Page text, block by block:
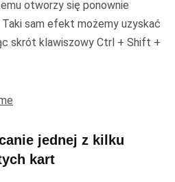
otworzy się ponownie
sam efekt możemy uzyskać
skrót klawiszowy Ctrl + Shift +
jednej z kilku
kart